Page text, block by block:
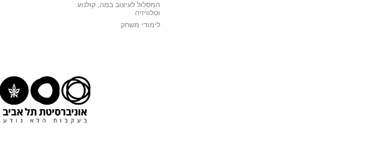
המסלול לעיצוב במה, קולנוע
וטלוויזיה
לימודי משחק